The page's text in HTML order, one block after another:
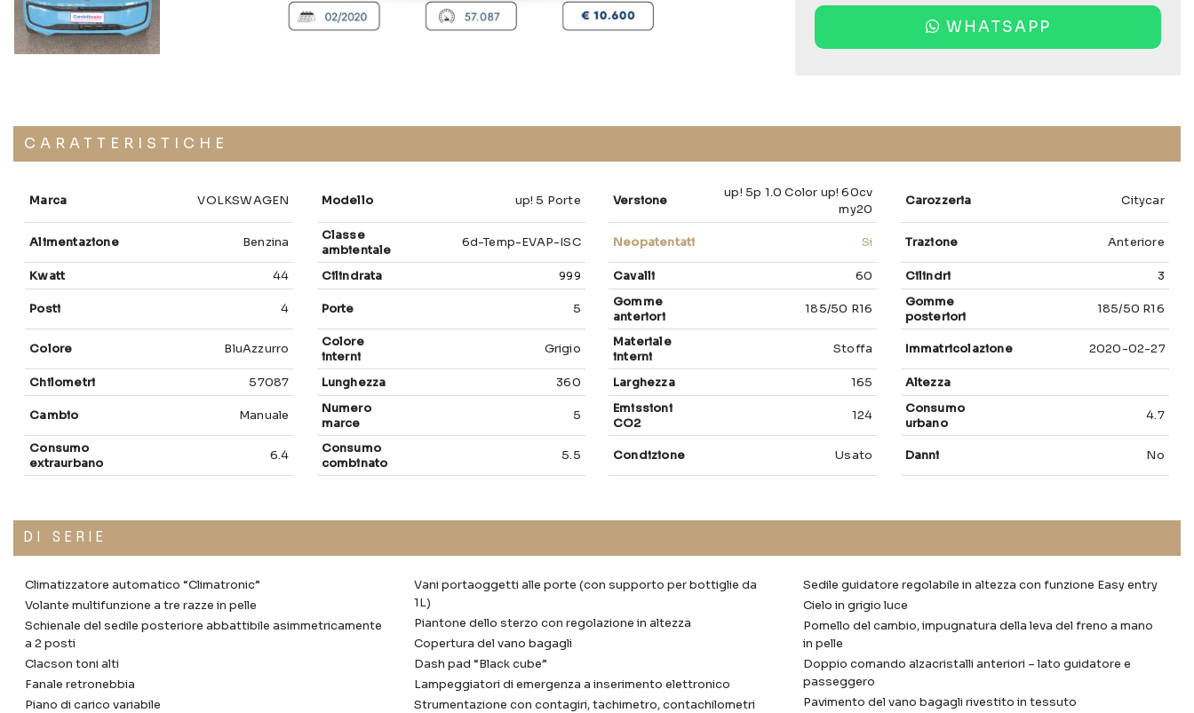
WHATSAPP
Marca VOLKSWAGEN Modello up! 5 Porte Versione
up! 5p 1.0 Color up! 60cv
my20
Carozzeria Citycar
Alimentazione Benzina
Classe
ambientale
6d-Temp-EVAP-ISC Trazione Anteriore
Kwatt 44 Cilindrata 999 Cavalli 60 Cilindri 3
Porte 5
Posti 4
Gomme
anteriori
185/50 R16
Gomme
posteriori
185/50 R16
Colore BluAzzurro
Colore
interni
Grigio
Materiale
interni
Stoffa Immatricolazione 2020-02-27
Chilometri 57087 Lunghezza 360 Larghezza 165 Altezza
Cambio Manuale
Numero
marce
5
Emissioni
CO2
124
Consumo
urbano
4.7
Consumo
extraurbano
6.4
Consumo
combinato
5.5 Condizione Usato Danni No
Neopatentati Si
DI SERIE
Climatizzatore automatico “Climatronic”
Volante multifunzione a tre razze in pelle
Schienale del sedile posteriore abbattibile asimmetricamente
a 2 posti
Clacson toni alti
Fanale retronebbia
Piano di carico variabile
Vani portaoggetti alle porte (con supporto per bottiglie da
1L)
Piantone dello sterzo con regolazione in altezza
Copertura del vano bagagli
Dash pad “Black cube”
Lampeggiatori di emergenza a inserimento elettronico
Strumentazione con contagiri, tachimetro, contachilometri
Sedile guidatore regolabile in altezza con funzione Easy entry
Cielo in grigio luce
Pomello del cambio, impugnatura della leva del freno a mano
in pelle
Doppio comando alzacristalli anteriori – lato guidatore e
passeggero
Pavimento del vano bagagli rivestito in tessuto